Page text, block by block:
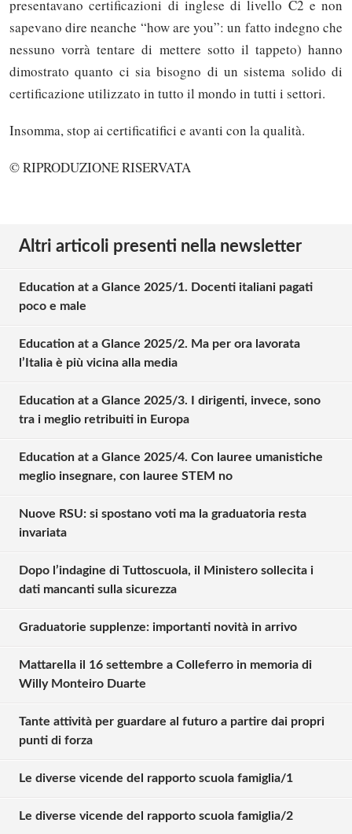
presentavano certificazioni di inglese di livello C2 e non
sapevano dire neanche “how are you”: un fatto indegno che
nessuno vorrà tentare di mettere sotto il tappeto) hanno
dimostrato quanto ci sia bisogno di un sistema solido di
certificazione utilizzato in tutto il mondo in tutti i settori.
Insomma, stop ai certificatifici e avanti con la qualità.
© RIPRODUZIONE RISERVATA
Altri articoli presenti nella newsletter
Education at a Glance 2025/1. Docenti italiani pagati
poco e male
Education at a Glance 2025/2. Ma per ora lavorata
l’Italia è più vicina alla media
Education at a Glance 2025/3. I dirigenti, invece, sono
tra i meglio retribuiti in Europa
Education at a Glance 2025/4. Con lauree umanistiche
meglio insegnare, con lauree STEM no
Nuove RSU: si spostano voti ma la graduatoria resta
invariata
Dopo l’indagine di Tuttoscuola, il Ministero sollecita i
dati mancanti sulla sicurezza
Graduatorie supplenze: importanti novità in arrivo
Mattarella il 16 settembre a Colleferro in memoria di
Willy Monteiro Duarte
Tante attività per guardare al futuro a partire dai propri
punti di forza
Le diverse vicende del rapporto scuola famiglia/1
Le diverse vicende del rapporto scuola famiglia/2
commentare!
Effettua il Login o Registrati